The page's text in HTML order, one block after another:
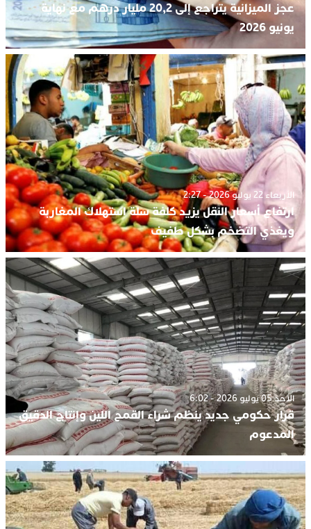
عجز الميزانية يتراجع إلى 20,2 مليار درهم مع نهاية
يونيو 2026
الأربعاء 22 يوليو 2026 - 2:27
ارتفاع أسعار النقل يزيد كلفة سلة استهلاك المغاربة
ويغذي التضخم بشكل طفيف
الأحد 05 يوليو 2026 - 6:02
قرار حكومي جديد ينظم شراء القمح اللين وإنتاج الدقيق
المدعوم